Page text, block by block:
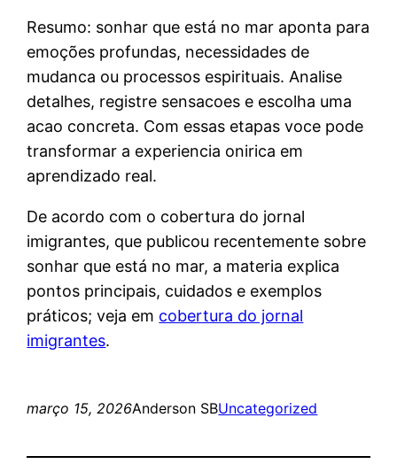
Resumo: sonhar que está no mar aponta para
emoções profundas, necessidades de
mudanca ou processos espirituais. Analise
detalhes, registre sensacoes e escolha uma
acao concreta. Com essas etapas voce pode
transformar a experiencia onirica em
aprendizado real.
De acordo com o cobertura do jornal
imigrantes, que publicou recentemente sobre
sonhar que está no mar, a materia explica
pontos principais, cuidados e exemplos
práticos; veja em cobertura do jornal
imigrantes.
março 15, 2026Anderson SBUncategorized